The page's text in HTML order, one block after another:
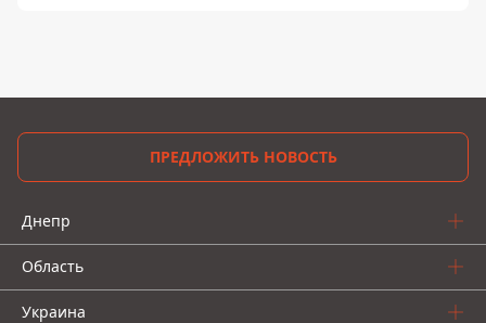
ПРЕДЛОЖИТЬ НОВОСТЬ
Днепр
Область
Украина